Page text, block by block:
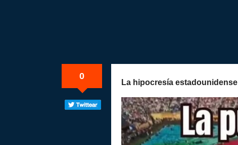
0
La hipocresía estadounidense